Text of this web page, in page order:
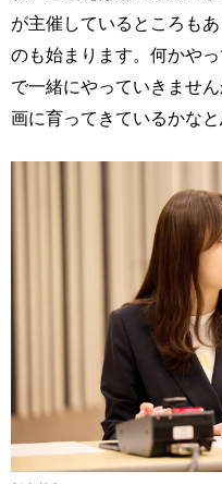
が主催しているところも
のも始まります。何かや
で一緒にやっていきませ
画に育ってきているかな